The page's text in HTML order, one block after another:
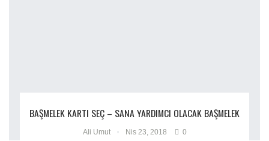
BAŞMELEK KARTI SEÇ – SANA YARDIMCI OLACAK BAŞMELEK
Ali Umut Nis 23, 2018 0